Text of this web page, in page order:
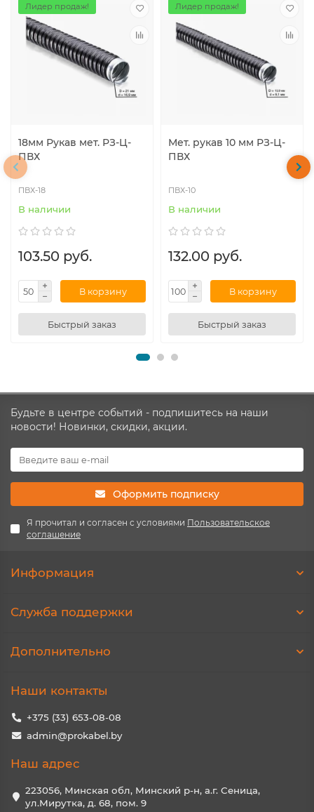
Лидер продаж!
18мм Рукав мет. РЗ-Ц-
ПВХ
ПВХ-18
В наличии
103.50 руб.
В корзину
Быстрый заказ
Лидер продаж!
Мет. рукав 10 мм РЗ-Ц-
ПВХ
ПВХ-10
В наличии
132.00 руб.
В корзину
Быстрый заказ
Будьте в центре событий - подпишитесь на наши
новости! Новинки, скидки, акции.
Оформить подписку
Я прочитал и согласен с условиями Пользовательское
соглашение
Информация
Служба поддержки
Дополнительно
Наши контакты
+375 (33) 653-08-08
admin@prokabel.by
Наш адрес
223056, Минская обл, Минский р-н, а.г. Сеница,
ул.Мирутка, д. 68, пом. 9